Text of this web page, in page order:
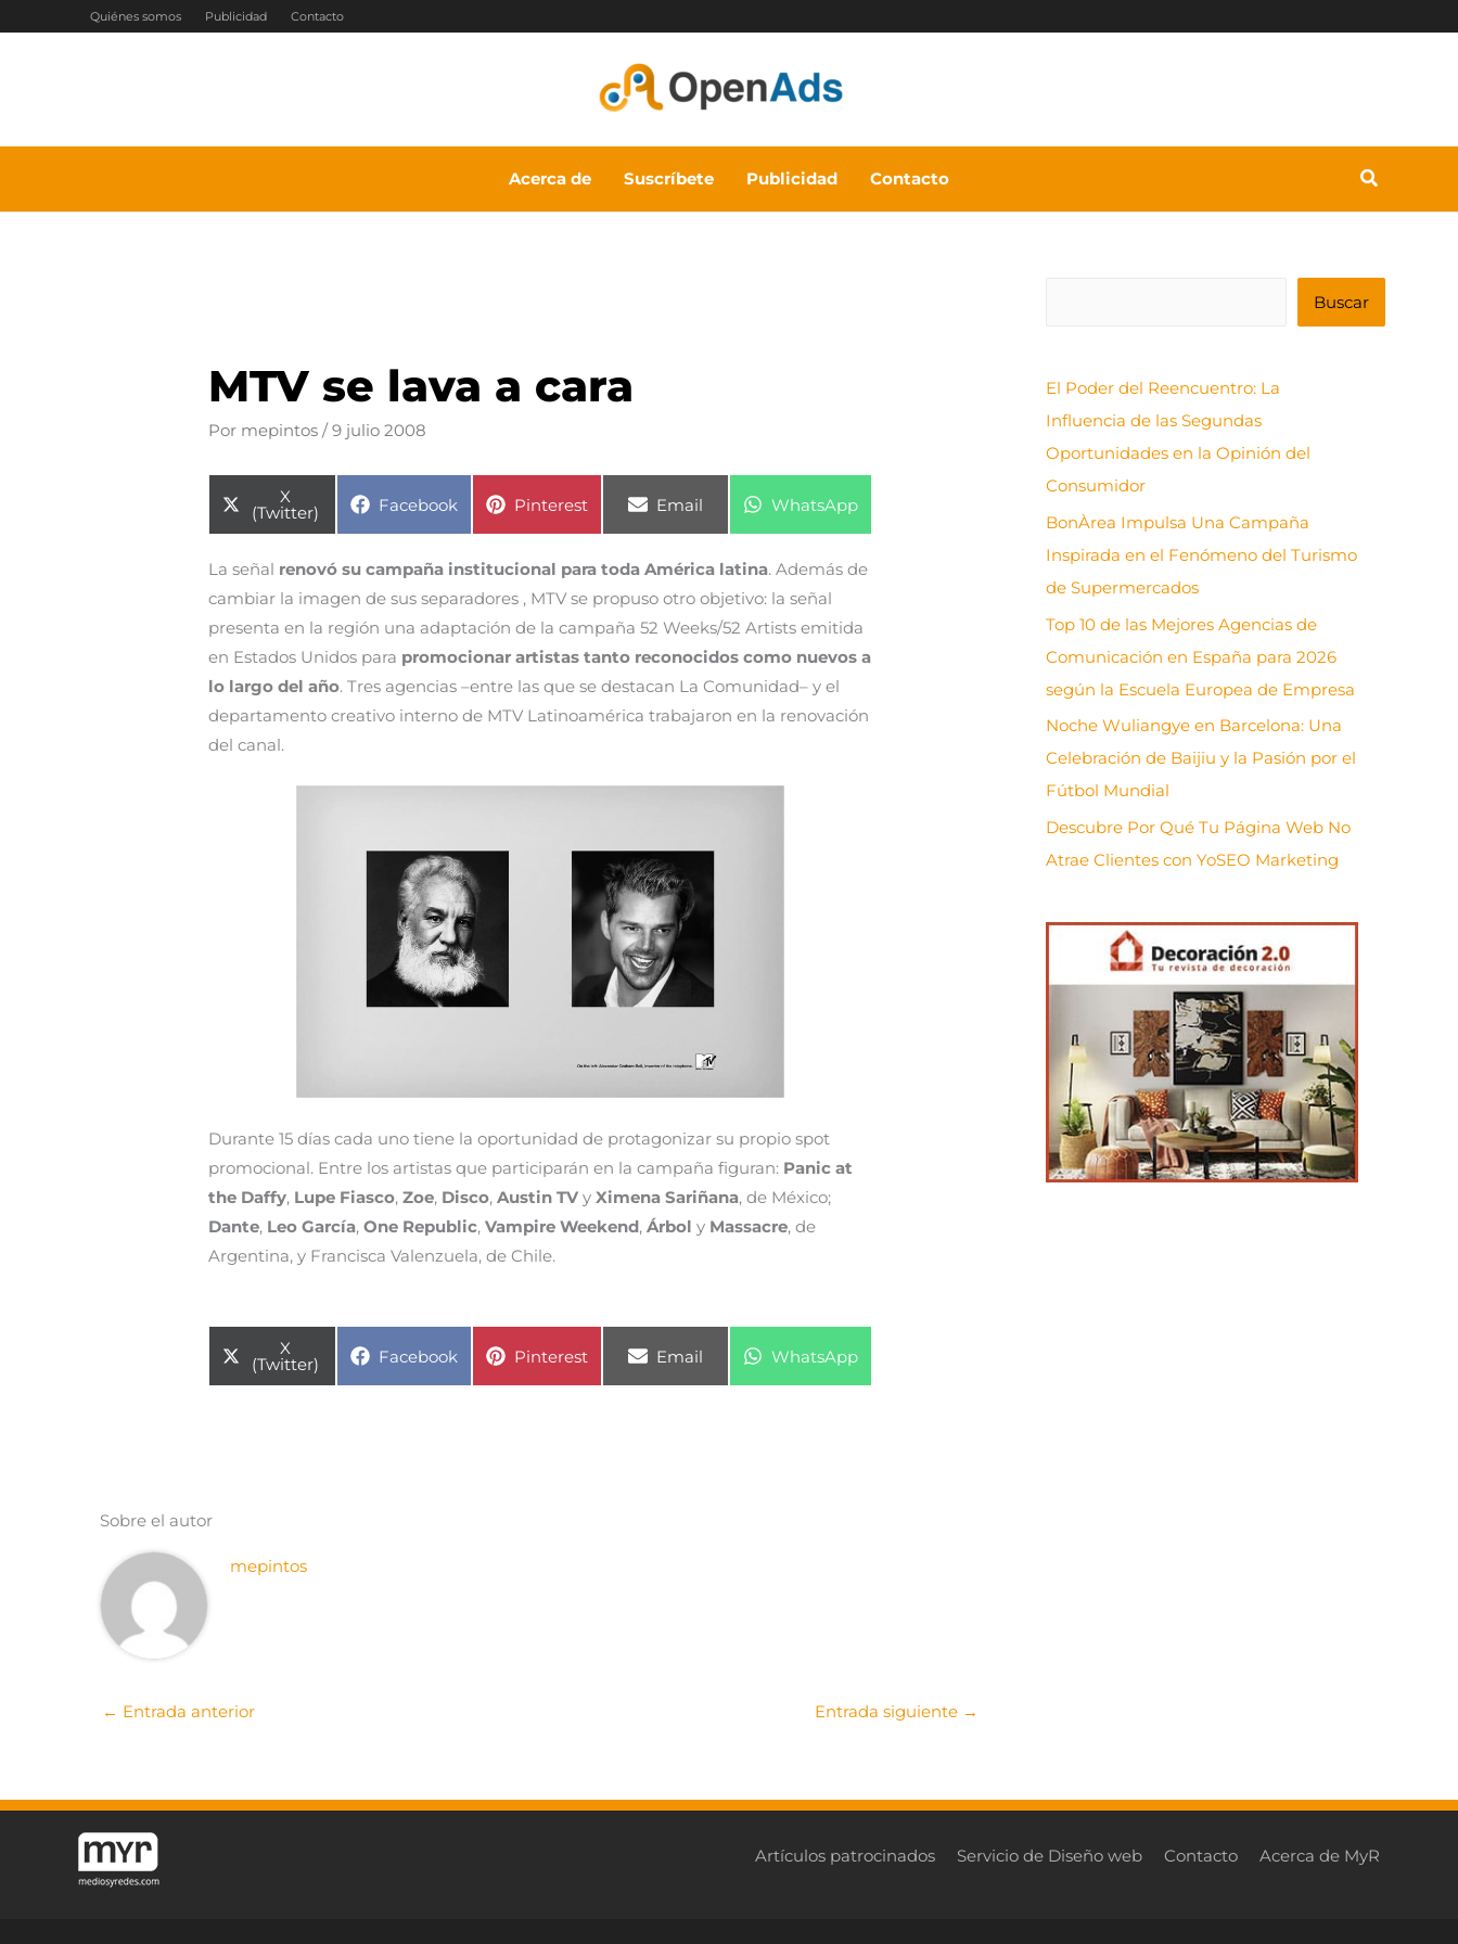
Quiénes somos Publicidad Contacto
Acerca de Suscríbete Publicidad Contacto
MTV se lava a cara
Por mepintos/9 julio 2008
Compartir
en
X
(Twitter) Compartir
Facebook Compartir
Pinterest Compartir
Email Compartir
WhatsApp
La señal renovó su campaña institucional para toda América latina. Además de
cambiar la imagen de sus separadores , MTV se propuso otro objetivo: la señal
presenta en la región una adaptación de la campaña 52 Weeks/52 Artists emitida
en Estados Unidos para promocionar artistas tanto reconocidos como nuevos a
lo largo del año. Tres agencias –entre las que se destacan La Comunidad– y el
departamento creativo interno de MTV Latinoamérica trabajaron en la renovación
del canal.
Durante 15 días cada uno tiene la oportunidad de protagonizar su propio spot
promocional. Entre los artistas que participarán en la campaña figuran: Panic at
the Daffy, Lupe Fiasco, Zoe, Disco, Austin TV y Ximena Sariñana, de México;
Dante, Leo García, One Republic, Vampire Weekend, Árbol y Massacre, de
Argentina, y Francisca Valenzuela, de Chile.
Compartir
en
X
(Twitter) Compartir
Facebook Compartir
Pinterest Compartir
Email Compartir
WhatsApp
Sobre el autor
mepintos
← Entrada anterior Entrada siguiente →
c
a
r
Buscar
El Poder del Reencuentro: La
Influencia de las Segundas
Oportunidades en la Opinión del
Consumidor
BonÀrea Impulsa Una Campaña
Inspirada en el Fenómeno del Turismo
de Supermercados
Top 10 de las Mejores Agencias de
Comunicación en España para 2026
según la Escuela Europea de Empresa
Noche Wuliangye en Barcelona: Una
Celebración de Baijiu y la Pasión por el
Fútbol Mundial
Descubre Por Qué Tu Página Web No
Atrae Clientes con YoSEO Marketing
Artículos patrocinados Servicio de Diseño web Contacto Acerca de MyR